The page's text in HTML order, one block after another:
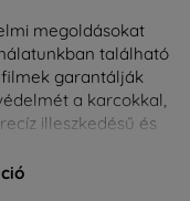
megoldásokat
található
garantálják
a karcokkal,
illeszkedésű és
megőrzi a